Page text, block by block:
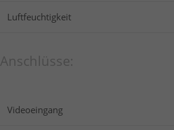
Luftfeuchtigkeit
Anschlüsse:
Videoeingang